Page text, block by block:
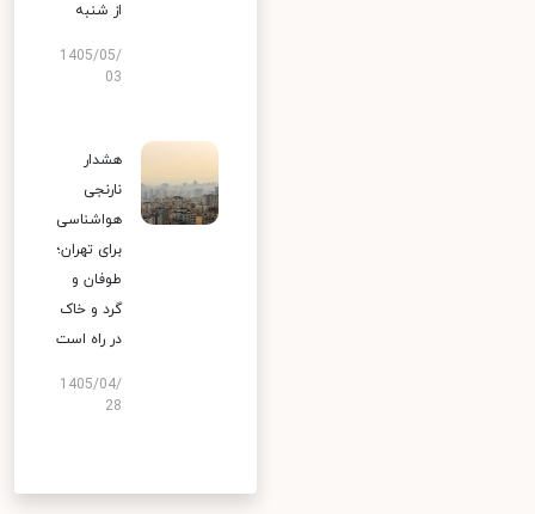
از شنبه
1405/05/
03
هشدار
نارنجی
هواشناسی
برای تهران؛
طوفان و
گرد و خاک
در راه است
1405/04/
28